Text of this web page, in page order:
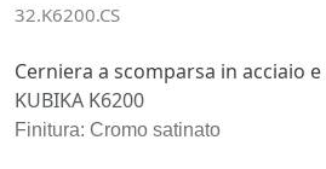
32.K6200.CS
Cerniera a scomparsa in acciaio
KUBIKA K6200
Finitura: Cromo satinato